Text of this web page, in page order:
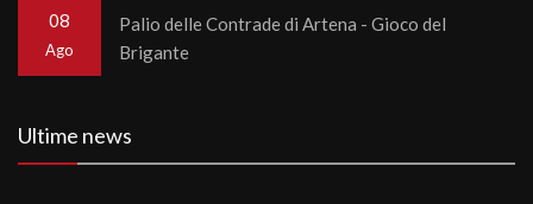
08
Ago
Palio delle Contrade di Artena - Gioco del
Brigante
Ultime news